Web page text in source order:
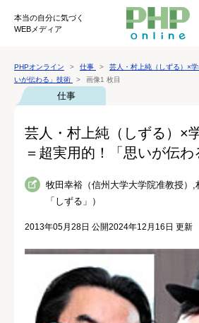
本当の自分に気づく
WEBメディア
PHPオンライン 仕事
芸人・村上純（しずる）×
いが伝わる」技術
画像1 枚目
仕事
芸人・村上純（しずる）×
＝超実用的！「思いが伝わ
牧田幸裕（信州大学大学院准教授）
「しずる」）
2013年05月28日 公開2024年12月16日 更新